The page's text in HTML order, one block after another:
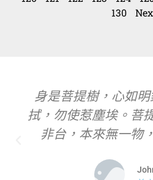
130
身是菩提樹，心如
拭，勿使惹塵埃。菩
非台，本來無一物